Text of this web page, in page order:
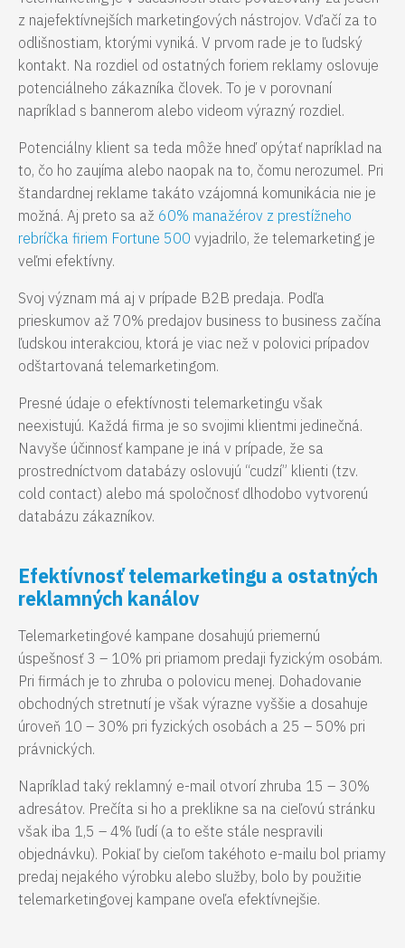
z najefektívnejších marketingových nástrojov. Vďačí za to
odlišnostiam, ktorými vyniká. V prvom rade je to ľudský
kontakt. Na rozdiel od ostatných foriem reklamy oslovuje
potenciálneho zákazníka človek. To je v porovnaní
napríklad s bannerom alebo videom výrazný rozdiel.
Potenciálny klient sa teda môže hneď opýtať napríklad na
to, čo ho zaujíma alebo naopak na to, čomu nerozumel. Pri
štandardnej reklame takáto vzájomná komunikácia nie je
možná. Aj preto sa až 60% manažérov z prestížneho
rebríčka firiem Fortune 500 vyjadrilo, že telemarketing je
veľmi efektívny.
Svoj význam má aj v prípade B2B predaja. Podľa
prieskumov až 70% predajov business to business začína
ľudskou interakciou, ktorá je viac než v polovici prípadov
odštartovaná telemarketingom.
Presné údaje o efektívnosti telemarketingu však
neexistujú. Každá firma je so svojimi klientmi jedinečná.
Navyše účinnosť kampane je iná v prípade, že sa
prostredníctvom databázy oslovujú “cudzí” klienti (tzv.
cold contact) alebo má spoločnosť dlhodobo vytvorenú
databázu zákazníkov.
Efektívnosť telemarketingu a ostatných
reklamných kanálov
Telemarketingové kampane dosahujú priemernú
úspešnosť 3 – 10% pri priamom predaji fyzickým osobám.
Pri firmách je to zhruba o polovicu menej. Dohadovanie
obchodných stretnutí je však výrazne vyššie a dosahuje
úroveň 10 – 30% pri fyzických osobách a 25 – 50% pri
právnických.
Napríklad taký reklamný e-mail otvorí zhruba 15 – 30%
adresátov. Prečíta si ho a preklikne sa na cieľovú stránku
však iba 1,5 – 4% ľudí (a to ešte stále nespravili
objednávku). Pokiaľ by cieľom takéhoto e-mailu bol priamy
predaj nejakého výrobku alebo služby, bolo by použitie
telemarketingovej kampane oveľa efektívnejšie.